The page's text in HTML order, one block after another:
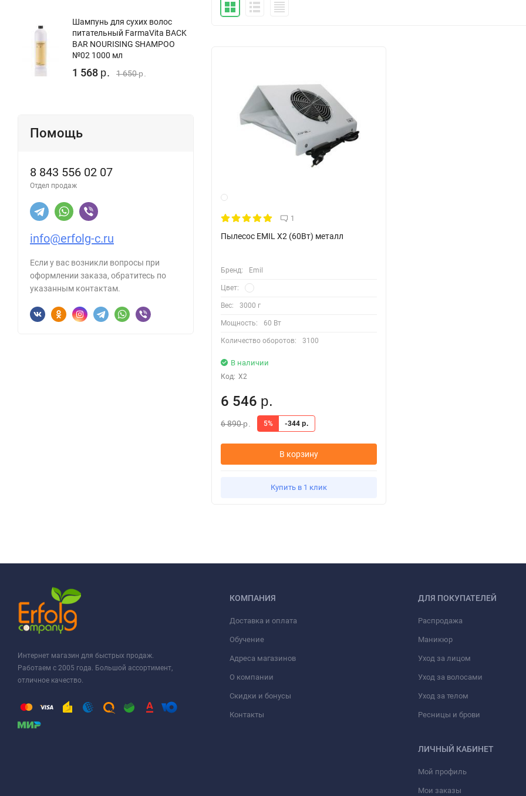
Шампунь для сухих волос
питательный FarmaVita BACK
BAR NOURISING SHAMPOO
№02 1000 мл
1 568 р. 1 650р.
Помощь
8 843 556 02 07
Отдел продаж
info@erfolg-c.ru
Если у вас возникли вопросы при
оформлении заказа, обратитесь по
указанным контактам.
1
Пылесос EMIL X2 (60Вт) металл
Бренд: Emil
Цвет:
Вес: 3000 г
Мощность: 60 Вт
Количество оборотов: 3100
В наличии
Код: X2
6 546 р.
6 890р. 5% -344 р.
В корзину
Купить в 1 клик
Интернет магазин для быстрых продаж.
Работаем с 2005 года. Большой ассортимент,
отличное качество.
КОМПАНИЯ
Доставка и оплата
Обучение
Адреса магазинов
О компании
Скидки и бонусы
Контакты
ДЛЯ ПОКУПАТЕЛЕЙ
Распродажа
Маникюр
Уход за лицом
Уход за волосами
Уход за телом
Ресницы и брови
ЛИЧНЫЙ КАБИНЕТ
Мой профиль
Мои заказы